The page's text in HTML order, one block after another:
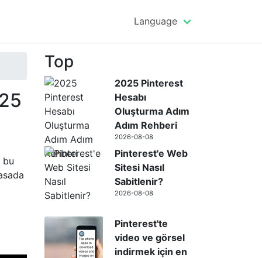
Language
bu
Top
2025 Pinterest
Hesabı
Oluşturma Adım
Adım Rehberi
2026-08-08
Pinterest'e Web
Sitesi Nasıl
Sabitlenir?
2026-08-08
Pinterest'te
video ve görsel
indirmek için en